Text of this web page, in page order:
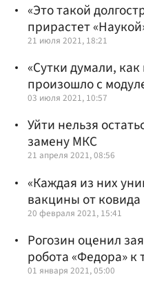
«Это такой
прирастет
21 июля 2021, 18:21
«Cутки думали, как
произошло с
03 июля 2021, 10:57
Уйти нельзя
замену МКС
21 апреля 2021, 08:56
«Каждая из них
вакцины от ковида
20 февраля 2021, 15:41
Рогозин оценил
робота «Федора»
01 января 2021, 05:00